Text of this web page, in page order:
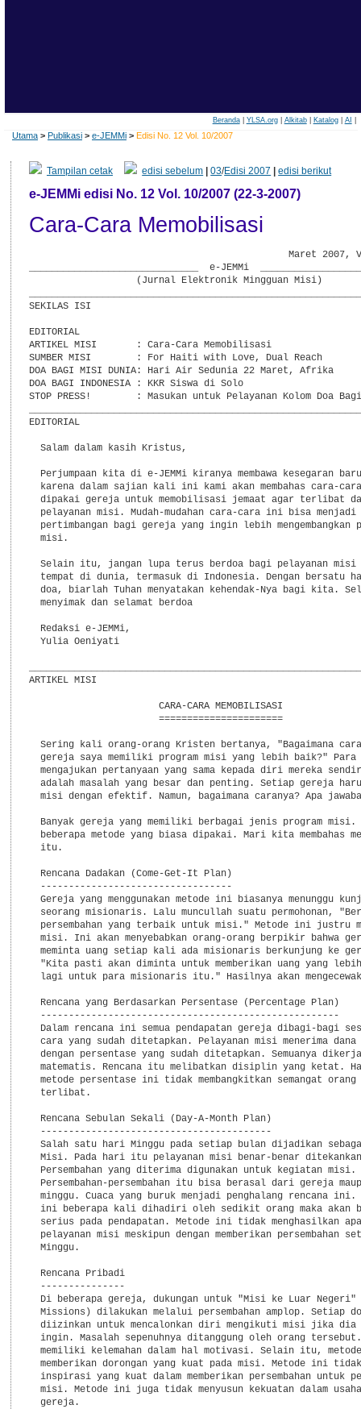
Beranda| YLSA.org| Alkitab| Katalog| AI
Utama > Publikasi > e-JEMMi > Edisi No. 12 Vol. 10/2007
Tampilan cetak edisi sebelum |03/Edisi 2007 |edisi berikut
e-JEMMi edisi No. 12 Vol. 10/2007 (22-3-2007)
Cara-Cara Memobilisasi
Maret 2007,
______________________________  e-JEMMi
                   (Jurnal Elektronik Mingguan Misi)
SEKILAS ISI
EDITORIAL
ARTIKEL MISI       : Cara-Cara Memobilisasi
SUMBER MISI        : For Haiti with Love, Dual Reach
DOA BAGI MISI DUNIA: Hari Air Sedunia 22 Maret, Afrika
DOA BAGI INDONESIA : KKR Siswa di Solo
STOP PRESS!        : Masukan untuk Pelayanan Kolom Doa
EDITORIAL
  Salam dalam kasih Kristus,
Perjumpaan kita di e-JEMMi kiranya membawa kesegaran
karena dalam sajian kali ini kami akan membahas cara-
dipakai gereja untuk memobilisasi jemaat agar terlibat
pelayanan misi. Mudah-mudahan cara-cara ini bisa menjadi
pertimbangan bagi gereja yang ingin lebih mengembangkan
  misi.
Selain itu, jangan lupa terus berdoa bagi pelayanan misi
tempat di dunia, termasuk di Indonesia. Dengan bersatu
doa, biarlah Tuhan menyatakan kehendak-Nya bagi kita.
  menyimak dan selamat berdoa
  Redaksi e-JEMMi,
  Yulia Oeniyati
ARTIKEL MISI
                       CARA-CARA MEMOBILISASI
                       ======================
Sering kali orang-orang Kristen bertanya, "Bagaimana
gereja saya memiliki program misi yang lebih baik?" Para
mengajukan pertanyaan yang sama kepada diri mereka
adalah masalah yang besar dan penting. Setiap gereja
misi dengan efektif. Namun, bagaimana caranya? Apa
Banyak gereja yang memiliki berbagai jenis program misi.
beberapa metode yang biasa dipakai. Mari kita membahas
  itu.
  Rencana Dadakan (Come-Get-It Plan)
  ----------------------------------
Gereja yang menggunakan metode ini biasanya menunggu
seorang misionaris. Lalu muncullah suatu permohonan,
persembahan yang terbaik untuk misi." Metode ini justru
misi. Ini akan menyebabkan orang-orang berpikir bahwa
meminta uang setiap kali ada misionaris berkunjung ke
"Kita pasti akan diminta untuk memberikan uang yang
lagi untuk para misionaris itu." Hasilnya akan
  Rencana yang Berdasarkan Persentase (Percentage Plan)
  -----------------------------------------------------
Dalam rencana ini semua pendapatan gereja dibagi-bagi
cara yang sudah ditetapkan. Pelayanan misi menerima dana
dengan persentase yang sudah ditetapkan. Semuanya
matematis. Rencana itu melibatkan disiplin yang ketat.
metode persentase ini tidak membangkitkan semangat orang
  terlibat.
  Rencana Sebulan Sekali (Day-A-Month Plan)
  -----------------------------------------
Salah satu hari Minggu pada setiap bulan dijadikan
Misi. Pada hari itu pelayanan misi benar-benar
  Persembahan yang diterima digunakan untuk kegiatan misi.
Persembahan-persembahan itu bisa berasal dari gereja
minggu. Cuaca yang buruk menjadi penghalang rencana ini.
ini beberapa kali dihadiri oleh sedikit orang maka akan
serius pada pendapatan. Metode ini tidak menghasilkan
pelayanan misi meskipun dengan memberikan persembahan
  Minggu.
  Rencana Pribadi
  ---------------
Di beberapa gereja, dukungan untuk "Misi ke Luar Negeri"
Missions) dilakukan melalui persembahan amplop. Setiap
diizinkan untuk mencalonkan diri mengikuti misi jika dia
ingin. Masalah sepenuhnya ditanggung oleh orang
memiliki kelemahan dalam hal motivasi. Selain itu,
memberikan dorongan yang kuat pada misi. Metode ini
inspirasi yang kuat dalam memberikan persembahan untuk
misi. Metode ini juga tidak menyusun kekuatan dalam
  gereja.